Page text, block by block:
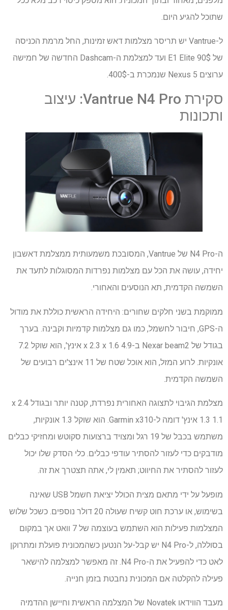
שתוכל להגיע היום.
ל-Vantrue יש תריסר מצלמות דאש זמינות, החל מרמת הכניסה
של 90$ E1 Elite ועד למצלמת ה-Dashcam החדשה של חמישה
ערוצים Nexus 5 שנמכרת ב-400$.
סקירת Vantrue N4 Pro: עיצוב
ותכונות
ה-N4 Pro של Vantrue, המסובכת משמעותית ממצלמת דאשבון
יחידה, עושה את הכל עם מצלמות נפרדות המסוגלות לתעד את
השמשה הקדמית, תא הנוסעים והאחורי.
ממוקמת בשני חלקים שחורים: היחידה הראשית כוללת את מודול
ה-GPS, חיבור לחשמל, כמו גם מצלמות קדמיות וקבינה. בערך
בגודל של Nexar beam2 ב-4.9 x 2.3 x 1.6 אינץ', הוא שוקל 7.2
אונקיות. לרוע המזל, הוא אוכל שטח של 11 אינצ'ים רבועים של
השמשה הקדמית.
מצלמת הגיבוי לתצוגה האחורית נפרדת, קטנה יותר ובגודל 2.4 x
1.3 1.1 אינץ' דומה ל-Garmin x310. הוא שוקל 1.3 אונקיות,
משתמש בכבל של 19 רגל ומצויד ברצועות סקוטש ומחזיקי כבלים
מודבקים כדי לעזור להסתיר עודפי כבלים. כלי הסדק שלו יכול
לעזור להסתיר את החיווט; תאמין לי, אתה תצטרך את זה.
מופעל על ידי מתאם מצית הכולל יציאת חשמל USB שאינה
בשימוש, או ערכת חוט קשיח שעולה 20 דולר נוספים. כשכל שלוש
המצלמות פעילות הוא השתמש בעוצמה של 7 וואט אך במקום
בסוללה, ל-N4 Pro יש קבל-על הנטען כשהמכונית פועלת ומתרוקן
לאט כדי להפעיל את ה-N4 Pro. זה מאפשר למצלמה להישאר
פעילה להקלטה אם המכונית נחבטת בזמן חנייה.
מעבד הווידאו Novatek של המצלמה הראשית וחיישן ההדמיה